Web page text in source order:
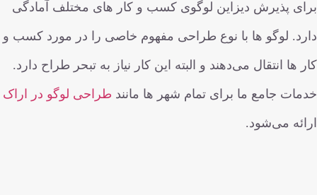
برای پذیرش دیزاین لوگوی کسب و کار های مختلف آمادگی
دارد. لوگو ها با نوع طراحی مفهوم خاصی را در مورد کسب و
کار ها انتقال می‌دهند و البته این کار نیاز به تبحر طراح دارد.
خدمات جامع ما برای تمام شهر ها مانند طراحی لوگو در اراک
ارائه می‌شود.